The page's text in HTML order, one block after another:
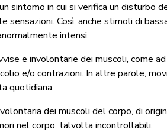
sintomo in cui si verifica un disturbo
sensazioni. Così, anche stimoli di
intensi.
e involontarie dei muscoli, come
e/o contrazioni. In altre parole,
quotidiana.
dei muscoli del corpo, di
nel corpo, talvolta incontrollabili.